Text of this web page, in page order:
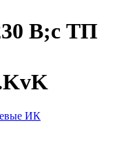
В;с ТП